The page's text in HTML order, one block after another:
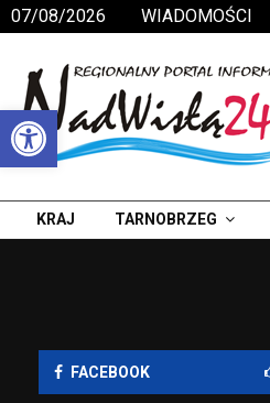
Otwórz pasek narzędzi
07/08/2026 WIADOMOŚCI
KRAJ TARNOBRZEG
FACEBOOK